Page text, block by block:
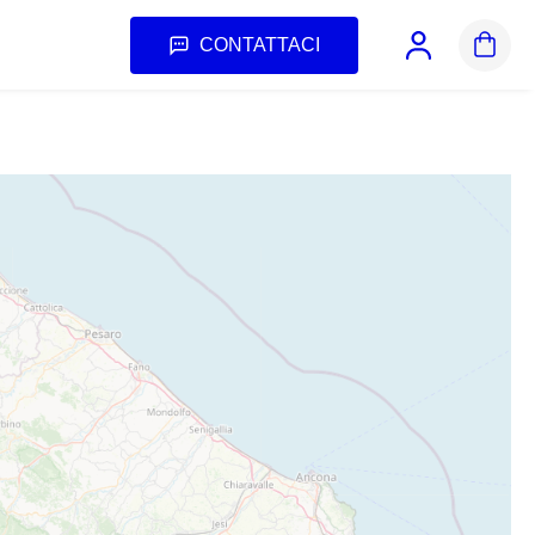
CONTATTACI